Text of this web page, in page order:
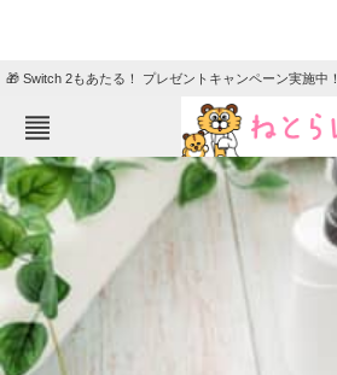
🎁 Switch 2もあたる！ プレゼントキャンペーン実施中！
ねとらぼメニュー
TOP ニュース
エンタメ クイズ
グルメ
住まい